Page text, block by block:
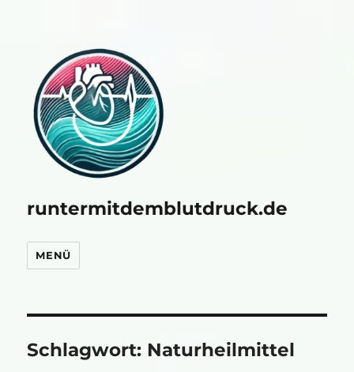
runtermitdemblutdruck.de
MENÜ
Schlagwort: Naturheilmittel